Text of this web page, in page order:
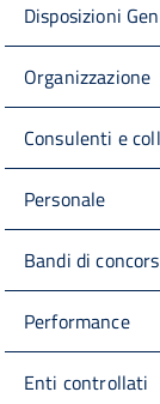
Disposizioni
Organizzazione
Consulenti e
Personale
Bandi di
Performance
Enti controllati